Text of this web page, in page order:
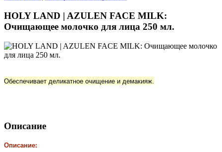
HOLY LAND | AZULEN FACE MILK:
Очищающее молочко для лица 250 мл.
Обеспечивает деликатное очищение и демакияж.
Описание
Описание: